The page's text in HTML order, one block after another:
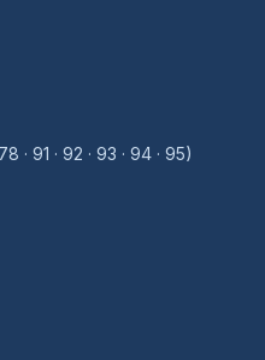
· 91 · 92 · 93 · 94 · 95)